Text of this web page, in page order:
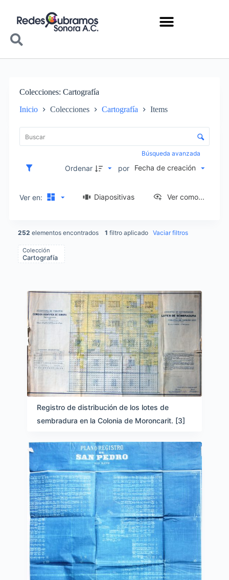
Colecciones Cartografía
Inicio Colecciones Cartografía Items
Control de clasificación y visualización
Búsqueda avanzada
Ordenar por Fecha de creación
Ver en: Diapositivas Ver como...
252 elementos encontrados 1 filtro aplicado Vaciar filtros
Colección
Cartografía
Items list results
Registro de distribución de los lotes de
sembradura en la Colonia de Moroncarit. [3]